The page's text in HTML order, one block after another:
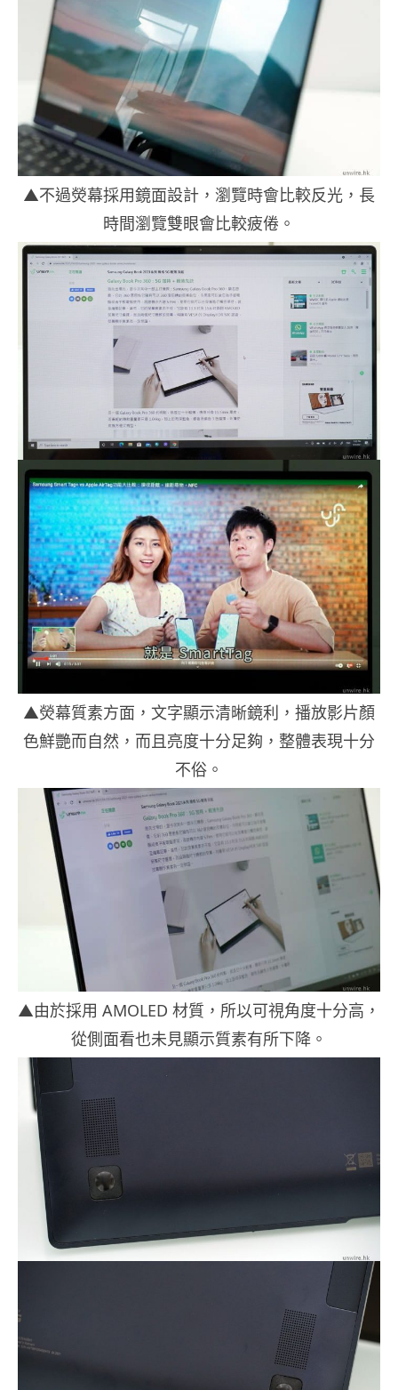
▲不過熒幕採用鏡面設計，瀏覽時會比較反光，長
時間瀏覽雙眼會比較疲倦。
▲熒幕質素方面，文字顯示清晰鏡利，播放影片顏
色鮮艷而自然，而且亮度十分足夠，整體表現十分
不俗。
▲由於採用 AMOLED 材質，所以可視角度十分高，
從側面看也未見顯示質素有所下降。